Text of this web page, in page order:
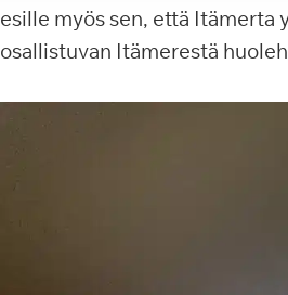
esille myös sen, että
osallistuvan Itämerestä